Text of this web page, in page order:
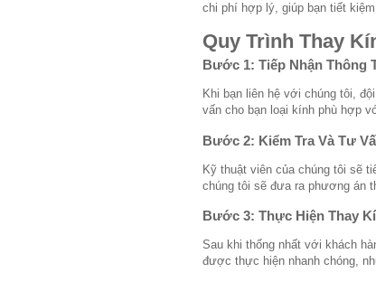
chi phí hợp lý, giúp bạn tiết
Quy Trình Thay
Bước 1: Tiếp Nhận Thông
Khi bạn liên hệ với chúng tôi,
vấn cho bạn loại kính phù hợp
Bước 2: Kiểm Tra Và Tư
Kỹ thuật viên của chúng tôi sẽ
chúng tôi sẽ đưa ra phương án
Bước 3: Thực Hiện Thay
Sau khi thống nhất với khách
được thực hiện nhanh chóng,